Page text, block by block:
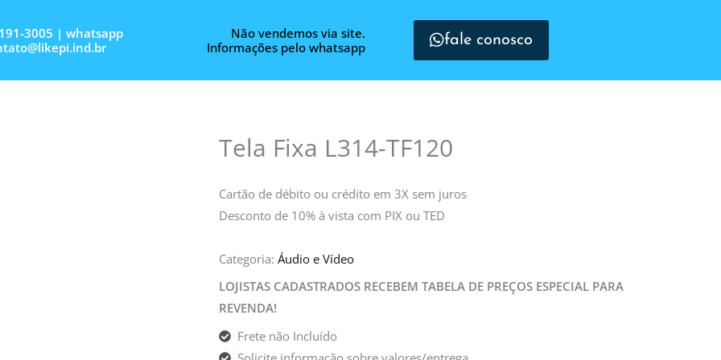
3005 | whatsapp
Não vendemos via site.
Informações pelo whatsapp
fale conosco
Tela Fixa L314-TF120
Cartão de débito ou crédito em 3X sem juros
Desconto de 10% à vista com PIX ou TED
Categoria: Áudio e Vídeo
LOJISTAS CADASTRADOS RECEBEM TABELA DE PREÇOS ESPECIAL PARA
REVENDA!
Frete não Incluído